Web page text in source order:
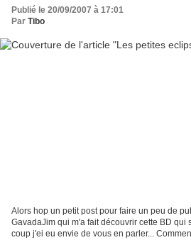
Publié le 20/09/2007 à 17:01
Par Tibo
Alors hop un petit post pour faire un peu de
GavadaJim qui m'a fait découvrir cette BD qui
coup j'ei eu envie de vous en parler...